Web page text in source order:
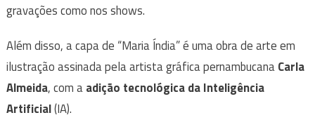
gravações como nos shows.
Além disso, a capa de “Maria Índia” é uma obra de arte em
ilustração assinada pela artista gráfica pernambucanaCarla
Almeida, com aadição tecnológica da Inteligência
Artificial(IA).